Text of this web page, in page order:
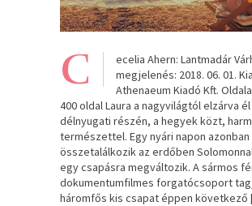
C
ecelia Ahern: Lantmadár
megjelenés: 2018. 06. 01.
Athenaeum Kiadó Kft.
400 oldal Laura a nagyvilágtól elzárva
délnyugati részén, a hegyek közt,
természettel. Egy nyári napon azonban
összetalálkozik az erdőben
egy csapásra megváltozik. A sármos
dokumentumfilmes forgatócsoport
háromfős kis csapat éppen